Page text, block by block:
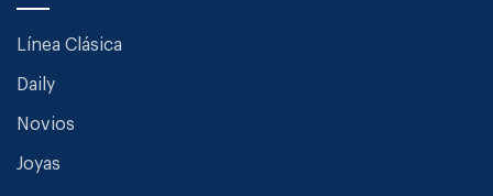
Línea Clásica
Daily
Novios
Joyas